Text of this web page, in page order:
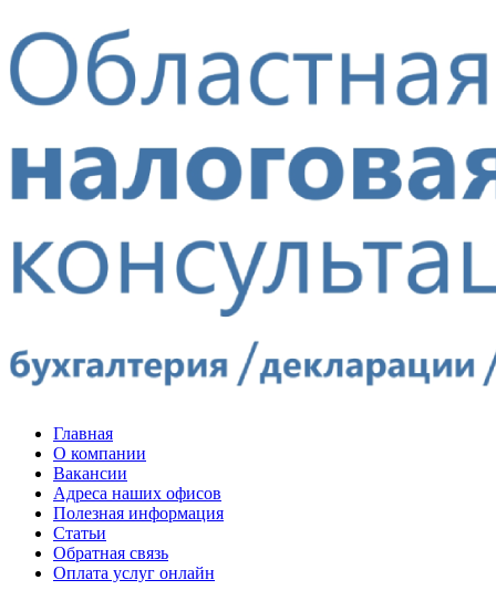
Главная
О компании
Вакансии
Адреса наших офисов
Полезная информация
Статьи
Обратная связь
Оплата услуг онлайн